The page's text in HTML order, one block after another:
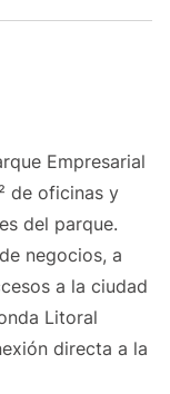
Empresarial
de oficinas y
del parque.
negocios, a
a la ciudad
Litoral
directa a la